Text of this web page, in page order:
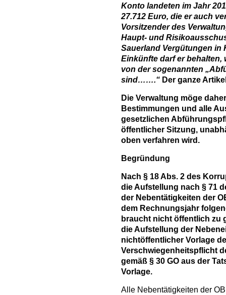
Konto landeten im Jahr
27.712 Euro, die er auch
Vorsitzender des
Haupt- und
Sauerland Vergütungen in
Einkünfte darf er behalten,
von der sogenannten
sind…….“ Der ganze
Die Verwaltung möge
Bestimmungen und alle
gesetzlichen
öffentlicher Sitzung,
oben verfahren wird.
Begründung
Nach § 18 Abs. 2 des
die Aufstellung nach § 71
der Nebentätigkeiten der
dem Rechnungsjahr
braucht nicht öffentlich zu
die Aufstellung der
nichtöffentlicher Vorlage
Verschwiegenheitspflicht
gemäß § 30 GO aus der
Vorlage.
Alle Nebentätigkeiten der